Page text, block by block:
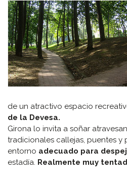
de un atractivo espacio
de la Devesa.
Girona lo invita a soñar
tradicionales callejas, puentes y
entorno adecuado para
estadía. Realmente muy